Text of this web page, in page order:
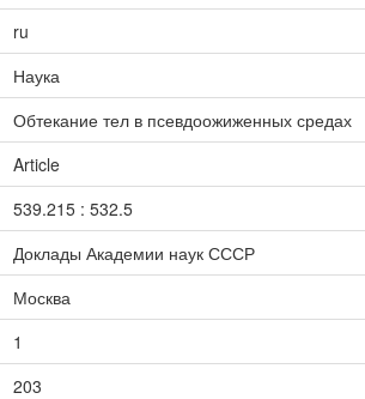
ru
Наука
Обтекание тел в псевдоожиженных средах
Article
539.215 : 532.5
Доклады Академии наук СССР
Москва
1
203